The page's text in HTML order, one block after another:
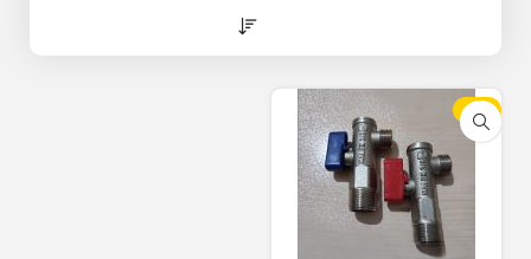
-10%